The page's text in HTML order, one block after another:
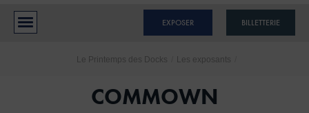
BILLETTERIE
EXPOSER
Le Printemps des Docks Les exposants
COMMOWN